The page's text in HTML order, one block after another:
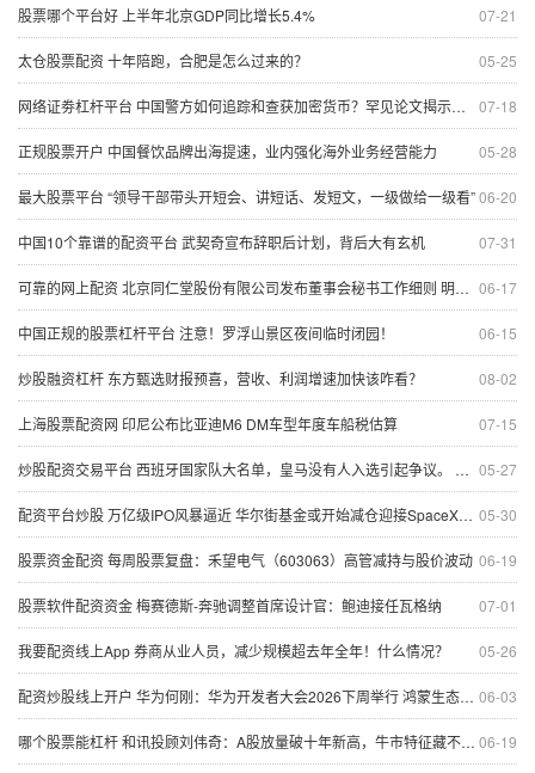
07-21
股票哪个平台好 上半年北京GDP同比增长5.4%
05-25
太仓股票配资 十年陪跑，合肥是怎么过来的？
07-18
网络证劵杠杆平台 中国警方如何追踪和查获加密货币？罕见论文揭示了取证工具
05-28
正规股票开户 中国餐饮品牌出海提速，业内强化海外业务经营能力
06-20
最大股票平台 “领导干部带头开短会、讲短话、发短文，一级做给一级看”
07-31
中国10个靠谱的配资平台 武契奇​宣布辞职后计划，背后大有玄机
06-17
可靠的网上配资 北京同仁堂股份有限公司发布董事会秘书工作细则 明确职责与任免程序
06-15
中国正规的股票杠杆平台 注意！罗浮山景区夜间临时闭园！
08-02
炒股融资杠杆 东方甄选财报预喜，营收、利润增速加快该咋看？
07-15
上海股票配资网 印尼公布比亚迪M6 DM车型年度车船税估算
05-27
炒股配资交易平台 西班牙国家队大名单，皇马没有人入选引起争议。 几乎可以叫西班牙巴塞罗
05-30
配资平台炒股 万亿级IPO风暴逼近 华尔街基金或开始减仓迎接SpaceX上市
06-19
股票资金配资 每周股票复盘：禾望电气（603063）高管减持与股价波动
07-01
股票软件配资资金 梅赛德斯-奔驰调整首席设计官：鲍迪接任瓦格纳
05-26
我要配资线上App 券商从业人员，减少规模超去年全年！什么情况？
06-03
配资炒股线上开户 华为何刚：华为开发者大会2026下周举行 鸿蒙生态加速奔跑
06-19
哪个股票能杠杆 和讯投顾刘伟奇：A股放量破十年新高，牛市特征藏不住，这波上涨才刚起步？